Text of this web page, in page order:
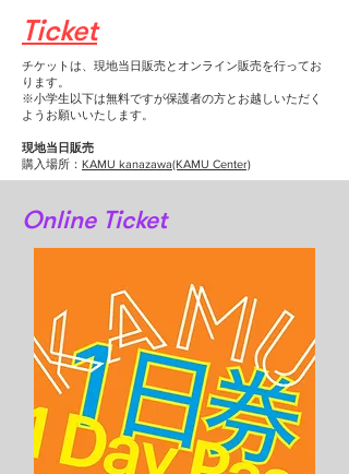
​Ticket
​チケットは、現地当日販売とオンライン販売を行ってお
ります。
​※小学生以下は無料ですが保護者の方とお越しいただく
ようお願いいたします。
現地当日販売
購入場所： KAMU kanazawa(KAMU Center)
Online Ticket​